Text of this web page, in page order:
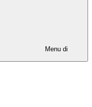
Menu di